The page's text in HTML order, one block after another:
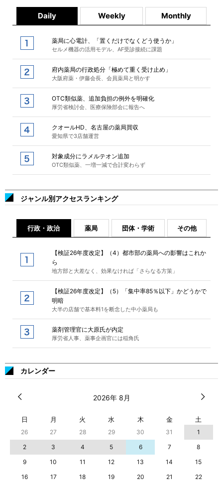
Daily Weekly Monthly
薬局に心電計、「置くだけでなくどう使うか」
セルメ機器の活用モデル、AF受診接続に課題
府内薬局の行政処分「極めて重く受け止め」
大阪府薬・伊藤会長、会員薬局と明かす
OTC類似薬、追加負担の例外を明確化
厚労省検討会、医療保険部会に報告へ
クオールHD、名古屋の薬局買収
愛知県で3店舗運営
対象成分にラメルテオン追加
OTC類似薬、一増一減で合計変わらず
ジャンル別アクセスランキング
行政・政治 薬局 団体・学術 その他
【検証26年度改定】（4）都市部の薬局への影響はこれか
ら
地方部と大差なく、効果なければ「さらなる方策」
【検証26年度改定】（5）「集中率85％以下」かどうかで
明暗
大半の店舗で基本料1を断念した中小薬局も
薬剤管理官に大原氏が内定
厚労省人事、薬事企画官には稲角氏
カレンダー
2026年 8月
日 月 火 水 木 金 土
26 27 28 29 30 31
1
2
3 4 5 6 7
8
9
10 11 12 13 14
15
16
17 18 19 20 21
22